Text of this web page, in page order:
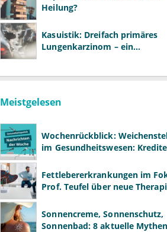
Heilung?
Kasuistik: Dreifach primäres
Lungenkarzinom – ein
Meistgelesen
Wochenrückblick:
im Gesundheitswesen:
Fettlebererkrankungen im
Prof. Teufel über neue
Sonnencreme, Sonnenschutz,
Sonnenbad: 8 aktuelle